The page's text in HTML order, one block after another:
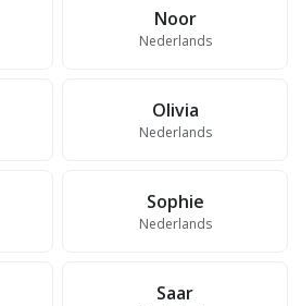
Noor
Nederlands
Olivia
Nederlands
Sophie
Nederlands
Saar